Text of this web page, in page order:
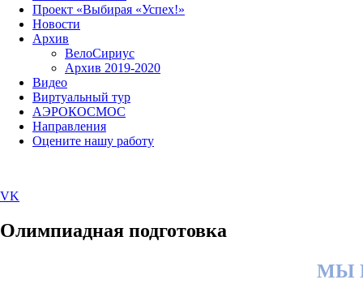
Проект «Выбирая «Успех!»
Новости
Архив
ВелоСириус
Архив 2019-2020
Видео
Виртуальный тур
АЭРОКОСМОС
Направления
Оцените нашу работу
VK
Олимпиадная подготовка
МЫ